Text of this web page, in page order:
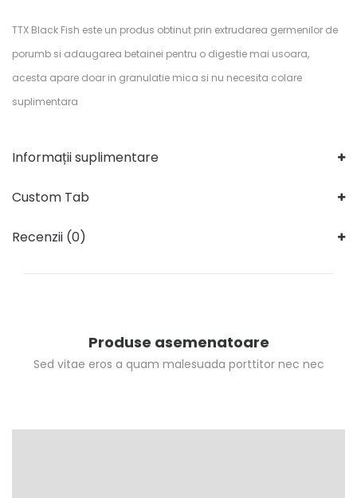
TTX Black Fish este un produs obtinut prin extrudarea germenilor de
porumb si adaugarea betainei pentru o digestie mai usoara,
acesta apare doar in granulatie mica si nu necesita colare
suplimentara
Informații suplimentare
Custom Tab
Recenzii (0)
Produse asemenatoare
Sed vitae eros a quam malesuada porttitor nec nec